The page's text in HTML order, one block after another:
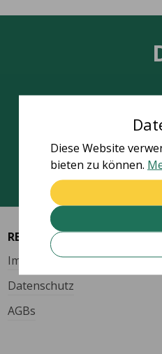
QUALITÄT MADE IN
Viele Artikel vollständig
Deutschland
RECHTLICHES
Impressum
Datenschutz
AGBs
Diese Website
bieten zu können.